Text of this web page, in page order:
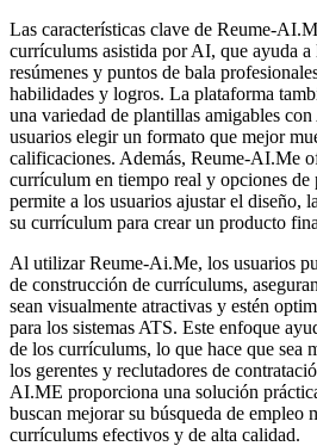
Las características clave de Reume-
currículums asistida por AI, que ayuda a
resúmenes y puntos de bala
habilidades y logros. La plataforma
una variedad de plantillas amigables
usuarios elegir un formato que mejor
calificaciones. Además, Reume-AI.Me
currículum en tiempo real y opciones de
permite a los usuarios ajustar el diseño,
su currículum para crear un producto
Al utilizar Reume-Ai.Me, los usuarios
de construcción de currículums,
sean visualmente atractivas y estén
para los sistemas ATS. Este enfoque
de los currículums, lo que hace que sea
los gerentes y reclutadores de
AI.ME proporciona una solución
buscan mejorar su búsqueda de empleo
currículums efectivos y de alta calidad.